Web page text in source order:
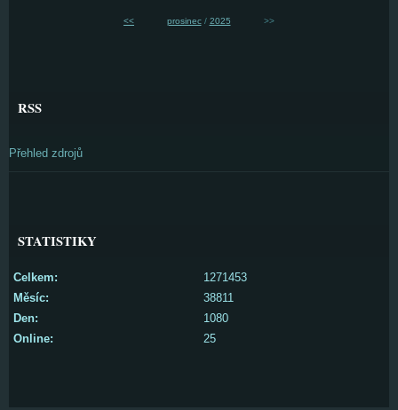
<< prosinec/ 2025 >>
RSS
Přehled zdrojů
STATISTIKY
Online: 25
Celkem:
1271453
Měsíc:
38811
Den:
1080